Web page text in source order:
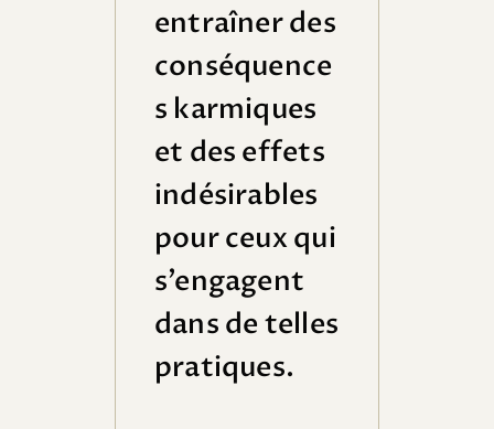
entraîner des
conséquence
s karmiques
et des effets
indésirables
pour ceux qui
s’engagent
dans de telles
pratiques.